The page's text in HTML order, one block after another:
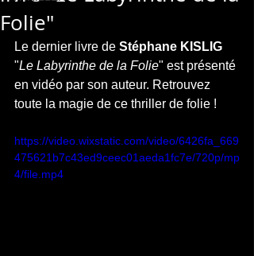
Folie"
Le dernier livre de Stéphane KISLIG
"Le Labyrinthe de la Folie" est présenté
en vidéo par son auteur. Retrouvez
toute la magie de ce thriller de folie !
https://video.wixstatic.com/video/6426fa_669
475621b7c43ed9ceec01aeda1fc7e/720p/mp
4/file.mp4